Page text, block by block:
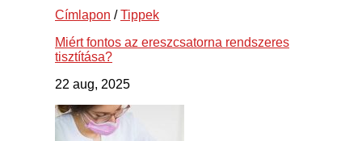
Címlapon /Tippek
Miért fontos az ereszcsatorna rendszeres
tisztítása?
22 aug, 2025